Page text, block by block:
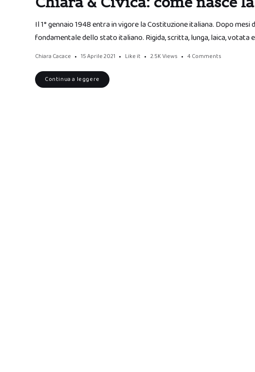
Il 1° gennaio 1948 entra in vigore la Costituzione italiana. Dopo
fondamentale dello stato italiano. Rigida, scritta, lunga, laica, votata
Chiara Cacace 15 Aprile 2021 Like it 2.5K Views 4 Comments
Continua a leggere